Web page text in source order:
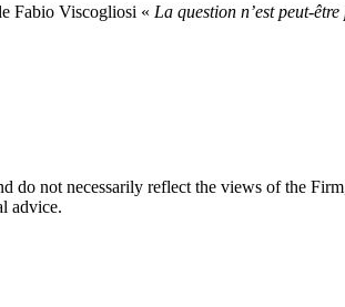
Fabio Viscogliosi « La question n’est peut-
do not necessarily reflect the views of the
advice.